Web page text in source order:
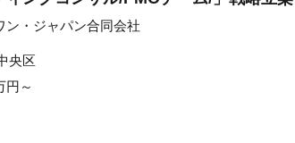
ン・ジャパン合同会社
央区
円～